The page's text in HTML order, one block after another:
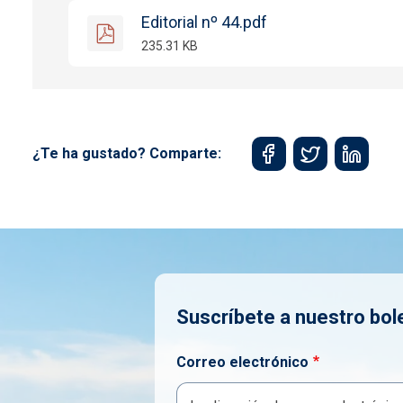
Editorial nº 44.pdf
235.31 KB
¿Te ha gustado? Comparte:
Suscríbete a nuestro
Correo electrónico